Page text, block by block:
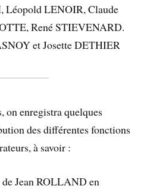
Léopold LENOIR, Claude
René STIEVENARD.
et Josette DETHIER
on enregistra quelques
des différentes fonctions
à savoir :
Jean ROLLAND en